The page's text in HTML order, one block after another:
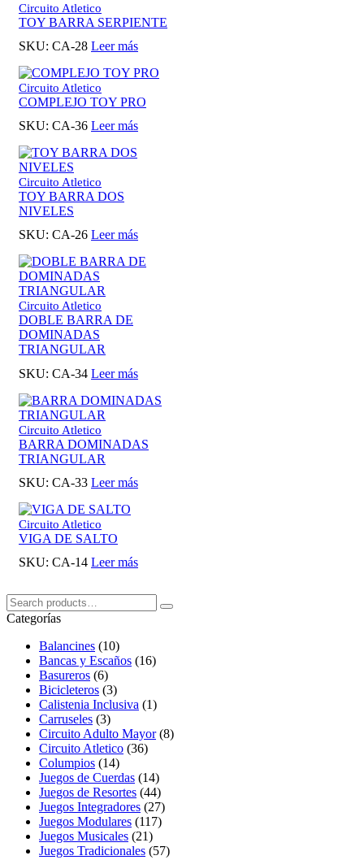
Circuito Atletico
TOY BARRA SERPIENTE
SKU: CA-28 Leer más
Circuito Atletico
COMPLEJO TOY PRO
SKU: CA-36 Leer más
Circuito Atletico
TOY BARRA DOS
NIVELES
SKU: CA-26 Leer más
Circuito Atletico
DOBLE BARRA DE
DOMINADAS
TRIANGULAR
SKU: CA-34 Leer más
Circuito Atletico
BARRA DOMINADAS
TRIANGULAR
SKU: CA-33 Leer más
Circuito Atletico
VIGA DE SALTO
SKU: CA-14 Leer más
Buscar:
Search
Categorías
Balancines (10)
Bancas y Escaños (16)
Basureros (6)
Bicicleteros (3)
Calistenia Inclusiva (1)
Carruseles (3)
Circuito Adulto Mayor (8)
Circuito Atletico (36)
Columpios (14)
Juegos de Cuerdas (14)
Juegos de Resortes (44)
Juegos Integradores (27)
Juegos Modulares (117)
Juegos Musicales (21)
Juegos Tradicionales (57)